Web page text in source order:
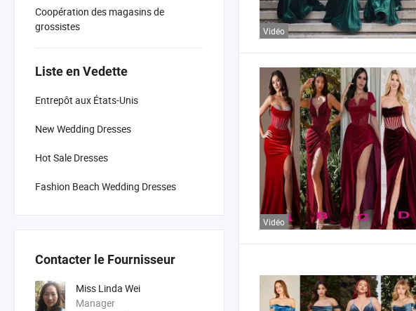
Coopération des magasins de
grossistes
Liste en Vedette
Entrepôt aux États-Unis
New Wedding Dresses
Hot Sale Dresses
Fashion Beach Wedding Dresses
Contacter le Fournisseur
Miss Linda Wei
Manager
Vidéo
Vidéo